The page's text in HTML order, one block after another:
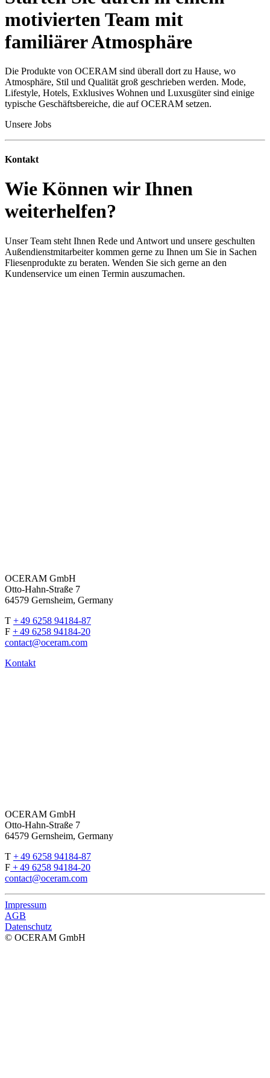
motivierten Team mit
familiärer Atmosphäre
Die Produkte von OCERAM sind überall dort zu Hause, wo
Atmosphäre, Stil und Qualität groß geschrieben werden. Mode,
Lifestyle, Hotels, Exklusives Wohnen und Luxusgüter sind einige
typische Geschäftsbereiche, die auf OCERAM setzen.
Unsere Jobs
Kontakt
Wie Können wir Ihnen
weiterhelfen?
Unser Team steht Ihnen Rede und Antwort und unsere geschulten
Außendienstmitarbeiter kommen gerne zu Ihnen um Sie in Sachen
Fliesenprodukte zu beraten. Wenden Sie sich gerne an den
Kundenservice um einen Termin auszumachen.
OCERAM GmbH
Otto-Hahn-Straße 7
64579 Gernsheim, Germany
T + 49 6258 94184-87
F + 49 6258 94184-20
contact@oceram.com
Kontakt
OCERAM GmbH
Otto-Hahn-Straße 7
64579 Gernsheim, Germany
T + 49 6258 94184-87
F + 49 6258 94184-20
contact@oceram.com
Impressum
AGB
Datenschutz
© OCERAM GmbH